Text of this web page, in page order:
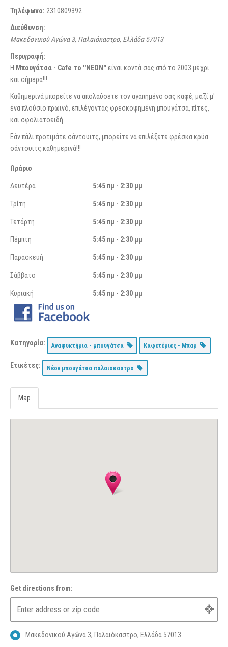
Τηλέφωνο: 2310809392
Διεύθυνση:
Μακεδονικού Αγώνα 3, Παλαιόκαστρο, Ελλάδα 57013
Περιγραφή:
Η Μπουγάτσα - Cafe το ''ΝΕΟΝ'' είναι κοντά σας από το 2003 μέχρι
και σήμερα!!!
Καθημερινά μπορείτε να απολαύσετε τον αγαπημένο σας καφέ, μαζί μ'
ένα πλούσιο πρωινό, επιλέγοντας φρεσκοψημένη μπουγάτσα, πίτες,
και σφολιατοειδή.
Εάν πάλι προτιμάτε σάντουιτς, μπορείτε να επιλέξετε φρέσκα κρύα
σάντουιτς καθημερινά!!!
Ωράριο
Δευτέρα 5:45 πμ - 2:30 μμ
Τρίτη 5:45 πμ - 2:30 μμ
Τετάρτη 5:45 πμ - 2:30 μμ
Πέμπτη 5:45 πμ - 2:30 μμ
Παρασκευή 5:45 πμ - 2:30 μμ
Σάββατο 5:45 πμ - 2:30 μμ
Κυριακή 5:45 πμ - 2:30 μμ
Κατηγορία: Αναψυκτήρια - μπουγάτσα Καφετέριες - Μπαρ
Ετικέτες: Νέον μπουγάτσα παλαιοκαστρο
Map
Get directions from:
Μακεδονικού Αγώνα 3, Παλαιόκαστρο, Ελλάδα 57013